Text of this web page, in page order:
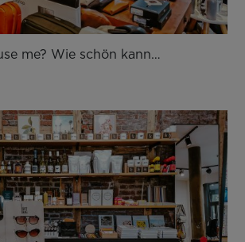
me? Wie schön kann…